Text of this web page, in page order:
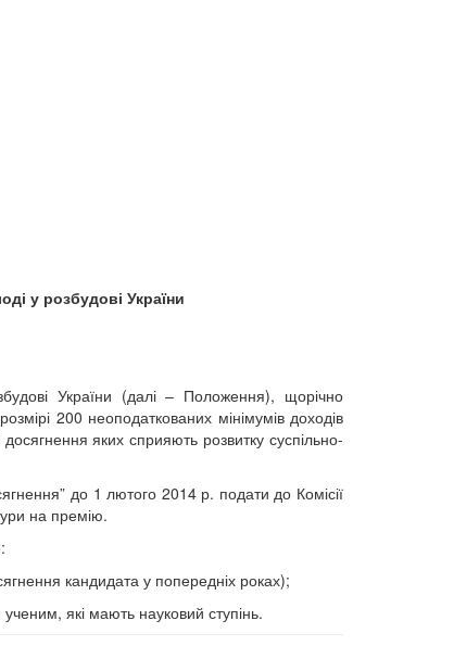
у розбудові України
України (далі – Положення), щорічно
200 неоподаткованих мінімумів доходів
яких сприяють розвитку суспільно-
до 1 лютого 2014 р. подати до Комісії
на премію.
кандидата у попередніх роках);
які мають науковий ступінь.